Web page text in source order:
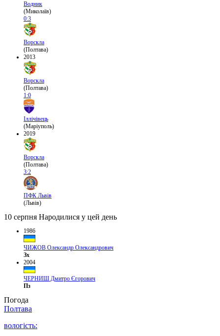
Водник
(Миколаїв)
0:3
Ворскла
(Полтава)
2013
Ворскла
(Полтава)
1:0
Іллічівець
(Маріуполь)
2019
Ворскла
(Полтава)
3:2
ПФК Львів
(Львів)
10 серпня Народилися у цей день
1986
ЧИЖОВ Олександр Олександрович
Зх
2004
ЧЕРНИШ Дмитро Єгорович
Пз
Погода
Полтава
вологість: